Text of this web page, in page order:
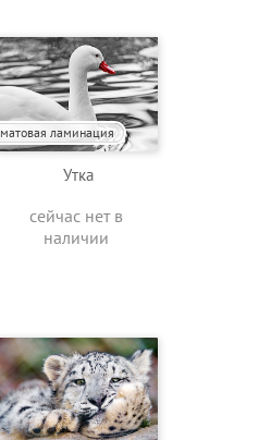
матовая ламинация
Утка
сейчас нет в
наличии